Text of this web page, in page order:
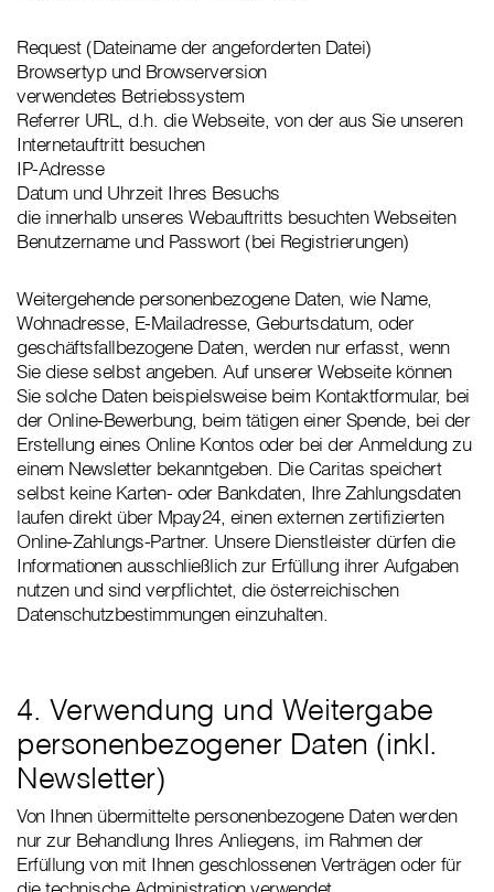
Request (Dateiname der angeforderten Datei)
Browsertyp und Browserversion
verwendetes Betriebssystem
Referrer URL, d.h. die Webseite, von der aus Sie unseren
Internetauftritt besuchen
IP-Adresse
Datum und Uhrzeit Ihres Besuchs
die innerhalb unseres Webauftritts besuchten Webseiten
Benutzername und Passwort (bei Registrierungen)
Weitergehende personenbezogene Daten, wie Name,
Wohnadresse, E-Mailadresse, Geburtsdatum, oder
geschäftsfallbezogene Daten, werden nur erfasst, wenn
Sie diese selbst angeben. Auf unserer Webseite können
Sie solche Daten beispielsweise beim Kontaktformular, bei
der Online-Bewerbung, beim tätigen einer Spende, bei der
Erstellung eines Online Kontos oder bei der Anmeldung zu
einem Newsletter bekanntgeben. Die Caritas speichert
selbst keine Karten- oder Bankdaten, Ihre Zahlungsdaten
laufen direkt über Mpay24, einen externen zertifizierten
Online-Zahlungs-Partner. Unsere Dienstleister dürfen die
Informationen ausschließlich zur Erfüllung ihrer Aufgaben
nutzen und sind verpflichtet, die österreichischen
Datenschutzbestimmungen einzuhalten.
4. Verwendung und Weitergabe
personenbezogener Daten (inkl.
Newsletter)
Von Ihnen übermittelte personenbezogene Daten werden
nur zur Behandlung Ihres Anliegens, im Rahmen der
Erfüllung von mit Ihnen geschlossenen Verträgen oder für